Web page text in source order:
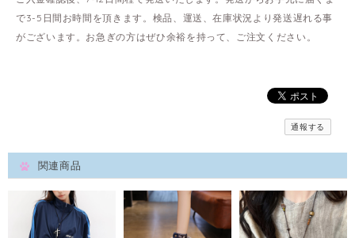
で3-5日間お時間を頂きます。検品、運送、在庫状況より発送遅れる事
がございます。お急ぎの方はぜひ余裕を持って、ご注文ください。
通報する
関連商品